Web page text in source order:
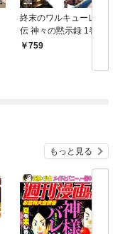
終末のワルキューレ禁
伝 神々の黙示録 1巻
【特典イラスト付き】
759
もっと見る